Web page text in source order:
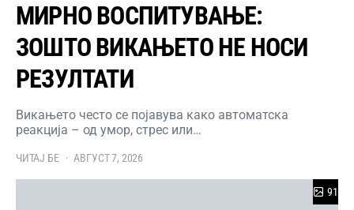
МИРНО ВОСПИТУВАЊЕ:
ЗОШТО ВИКАЊЕТО НЕ НОСИ
РЕЗУЛТАТИ
Викањето често се појавува како автоматска
реакција – од умор, стрес или…
ЧИТАЈ БЕ АВГУСТ 7, 2026
91